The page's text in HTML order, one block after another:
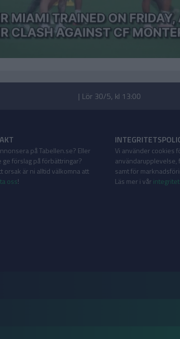
| Lör 30/5, kl 13:00
på Tabellen.se? Eller
ge förslag på förbättringar?
orsak är ni alltid välkomna att
oss!
Vi använder cookies
användarupplevelse,
samt för
Läs mer i vår